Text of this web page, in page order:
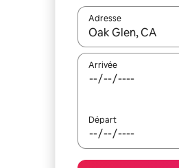
Adresse
Lorsque les
Arrivée
Départ